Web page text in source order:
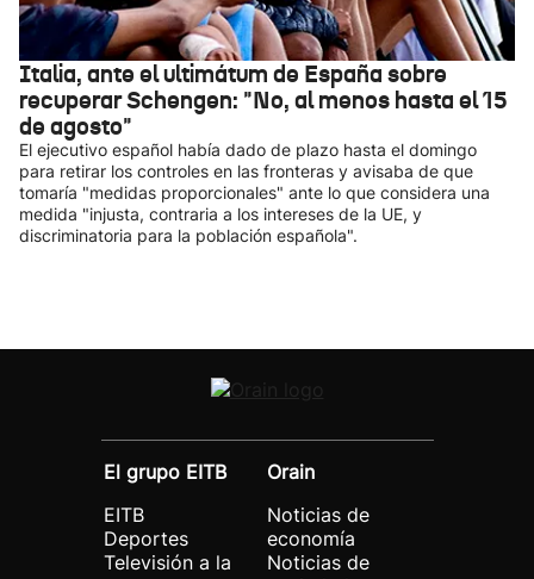
Italia, ante el ultimátum de España sobre
recuperar Schengen: "No, al menos hasta el 15
de agosto"
El ejecutivo español había dado de plazo hasta el domingo
para retirar los controles en las fronteras y avisaba de que
tomaría "medidas proporcionales" ante lo que considera una
medida "injusta, contraria a los intereses de la UE, y
discriminatoria para la población española".
El grupo EITB
EITB
Deportes
Televisión a la
Orain
Noticias de
economía
Noticias de